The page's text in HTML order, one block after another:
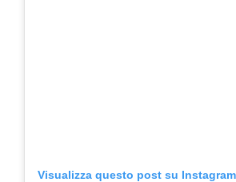
Visualizza questo post su Instagram